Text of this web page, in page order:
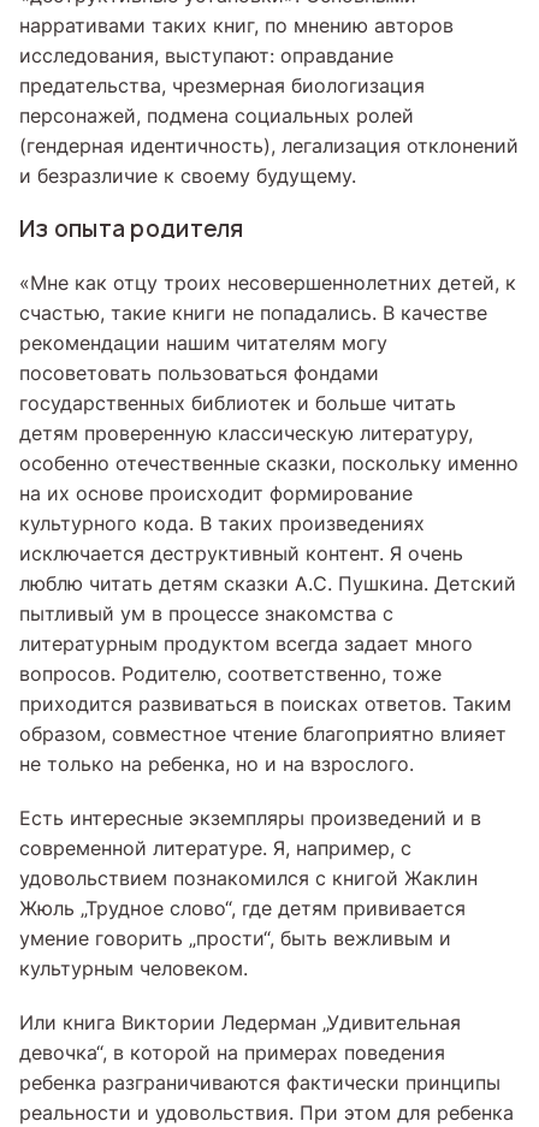
нарративами таких книг, по мнению авторов
исследования, выступают: оправдание
предательства, чрезмерная биологизация
персонажей, подмена социальных ролей
(гендерная идентичность), легализация отклонений
и безразличие к своему будущему.
Из опыта родителя
«Мне как отцу троих несовершеннолетних детей, к
счастью, такие книги не попадались. В качестве
рекомендации нашим читателям могу
посоветовать пользоваться фондами
государственных библиотек и больше читать
детям проверенную классическую литературу,
особенно отечественные сказки, поскольку именно
на их основе происходит формирование
культурного кода. В таких произведениях
исключается деструктивный контент. Я очень
люблю читать детям сказки А.С. Пушкина. Детский
пытливый ум в процессе знакомства с
литературным продуктом всегда задает много
вопросов. Родителю, соответственно, тоже
приходится развиваться в поисках ответов. Таким
образом, совместное чтение благоприятно влияет
не только на ребенка, но и на взрослого.
Есть интересные экземпляры произведений и в
современной литературе. Я, например, с
удовольствием познакомился с книгой Жаклин
Жюль „Трудное слово“, где детям прививается
умение говорить „прости“, быть вежливым и
культурным человеком.
Или книга Виктории Ледерман „Удивительная
девочка“, в которой на примерах поведения
ребенка разграничиваются фактически принципы
реальности и удовольствия. При этом для ребенка